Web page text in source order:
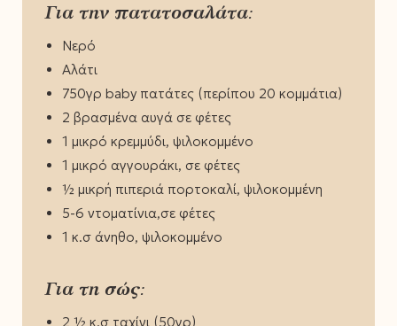
Για την πατατοσαλάτα:
Νερό
Αλάτι
750γρ baby πατάτες (περίπου 20 κομμάτια)
2 βρασμένα αυγά σε φέτες
1 μικρό κρεμμύδι, ψιλοκομμένο
1 μικρό αγγουράκι, σε φέτες
½ μικρή πιπεριά πορτοκαλί, ψιλοκομμένη
5-6 ντοματίνια,σε φέτες
1 κ.σ άνηθο, ψιλοκομμένο
Για τη σώς:
2 ½ κ.σ ταχίνι (50γρ)